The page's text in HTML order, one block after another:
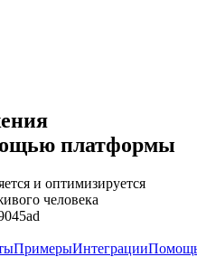
платформы
и оптимизируется
человека
ПримерыИнтеграции